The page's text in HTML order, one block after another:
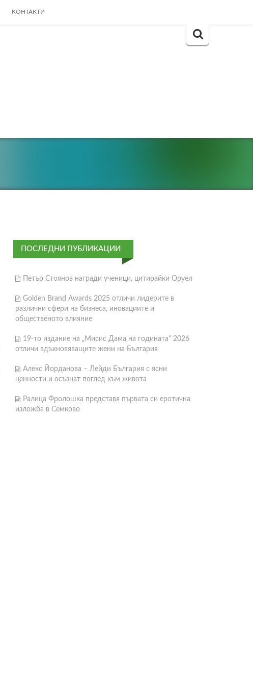
КОНТАКТИ
Search
ПОСЛЕДНИ ПУБЛИКАЦИИ
Петър Стоянов награди ученици, цитирайки Оруел
Golden Brand Awards 2025 отличи лидерите в
различни сфери на бизнеса, иновациите и
общественото влияние
19-то издание на „Мисис Дама на годината“ 2026
отличи вдъхновяващите жени на България
Алекс Йорданова – Лейди България с ясни
ценности и осъзнат поглед към живота
Ралица Фролошка представя първата си еротична
изложба в Семково